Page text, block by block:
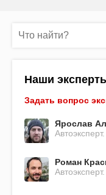
Наши
Задать вопрос
Ярослав
Роман